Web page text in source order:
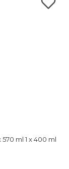
ml 1 x 400 ml